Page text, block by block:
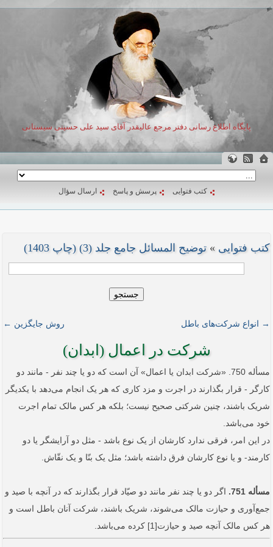
پایگاه اطلاع رسانی دفتر مرجع عالیقدر آقای سید علی حسینی سیستانی
کتب فتوایی پرسش و پاسخ ارسال سؤال
کتب فتوایی » توضیح المسائل جامع جلد (3) (چاپ 1403)
جستجو
روش جایگزین ← → انواع شرکت‌های باطل
شرکت در اعمال (ابدان)
مسأله 750. «شرکت ابدان یا اعمال» آن است که دو یا چند نفر - مانند دو
کارگر - قرار بگذارند در اجرت و مزد کاری که هر یک انجام می‌دهد با یکدیگر
شریک باشند، چنین شرکتی صحیح نیست؛ بلکه هر کس مالک تمام اجرت
خود می‌باشد.
در این امر، فرقی ندارد کارشان از یک نوع باشد - مثل دو آرایشگر یا دو
کارمند- و یا نوع کارشان فرق داشته باشد؛ مثل یک بنّا و یک نقّاش.
مسأله 751.
اگر دو یا چند نفر مانند دو صیّاد قرار بگذارند که در آنچه با صید و
جمع‌آوری و حیازت مالک می‌شوند، شریک باشند، شرکت آنان باطل است و
هر کس مالک آنچه صید و حیازت[1] کرده می‌باشد.